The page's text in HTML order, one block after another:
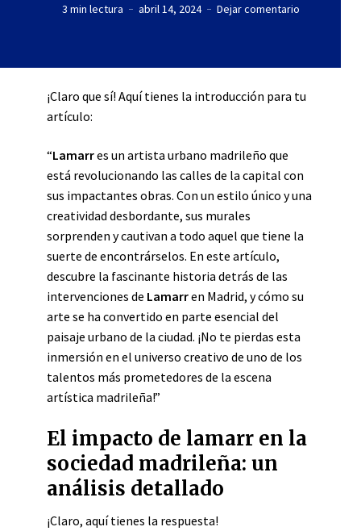
3 min lectura abril 14, 2024 Dejar comentario
¡Claro que sí! Aquí tienes la introducción para tu
artículo:
“Lamarres un artista urbano madrileño que
está revolucionando las calles de la capital con
sus impactantes obras. Con un estilo único y una
creatividad desbordante, sus murales
sorprenden y cautivan a todo aquel que tiene la
suerte de encontrárselos. En este artículo,
descubre la fascinante historia detrás de las
intervenciones de Lamarren Madrid, y cómo su
arte se ha convertido en parte esencial del
paisaje urbano de la ciudad. ¡No te pierdas esta
inmersión en el universo creativo de uno de los
talentos más prometedores de la escena
artística madrileña!”
El impacto de lamarr en la
sociedad madrileña: un
análisis detallado
¡Claro, aquí tienes la respuesta!